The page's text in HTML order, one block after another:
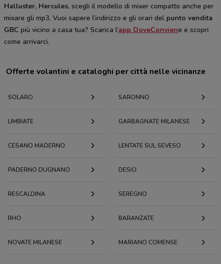
Halluster, Hercules, scegli il modello di mixer compatto anche per
mixare gli mp3. Vuoi sapere l’indirizzo e gli orari del punto vendita
GBC più vicino a casa tua? Scarica l’app DoveConviene e scopri
come arrivarci.
Offerte volantini e cataloghi per città nelle vicinanze
SOLARO SARONNO
LIMBIATE GARBAGNATE MILANESE
CESANO MADERNO LENTATE SUL SEVESO
PADERNO DUGNANO DESIO
RESCALDINA SEREGNO
RHO BARANZATE
NOVATE MILANESE MARIANO COMENSE